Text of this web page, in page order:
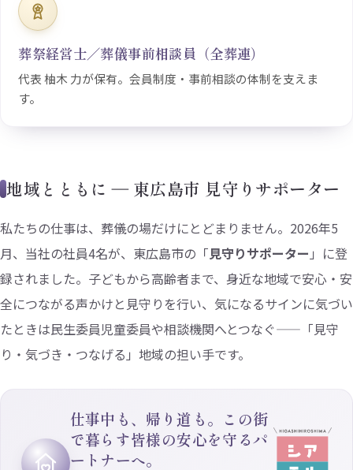
葬祭経営士／葬儀事前相談員（全葬連）
代表 柚木 力が保有。会員制度・事前相談の体制を支えま
す。
地域とともに ― 東広島市 見守りサポーター
私たちの仕事は、葬儀の場だけにとどまりません。2026年5
月、当社の社員4名が、東広島市の「見守りサポーター 」に登
録されました。子どもから高齢者まで、身近な地域で安心・安
全につながる声かけと見守りを行い、気になるサインに気づい
たときは民生委員児童委員や相談機関へとつなぐ——「見守
り・気づき・つなげる」地域の担い手です。
仕事中も、帰り道も。この街
で暮らす皆様の安心を守るパ
ートナーへ。